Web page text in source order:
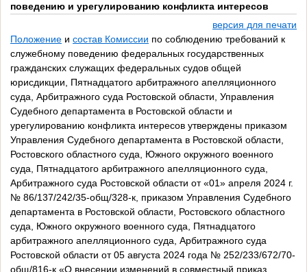
поведению и урегулированию конфликта интересов
версия для печати
Положение и состав Комиссии по соблюдению требований к
служебному поведению федеральных государственных
гражданских служащих федеральных судов общей
юрисдикции, Пятнадцатого арбитражного апелляционного
суда, Арбитражного суда Ростовской области, Управления
Судебного департамента в Ростовской области и
урегулированию конфликта интересов утверждены приказом
Управления Судебного департамента в Ростовской области,
Ростовского областного суда, Южного окружного военного
суда, Пятнадцатого арбитражного апелляционного суда,
Арбитражного суда Ростовской области от «01» апреля 2024 г.
№ 86/137/242/35-общ/328-к, приказом Управления Судебного
департамента в Ростовской области, Ростовского областного
суда, Южного окружного военного суда, Пятнадцатого
арбитражного апелляционного суда, Арбитражного суда
Ростовской области от 05 августа 2024 года № 252/233/672/70-
общ/816-к «О внесении изменений в совместный приказ